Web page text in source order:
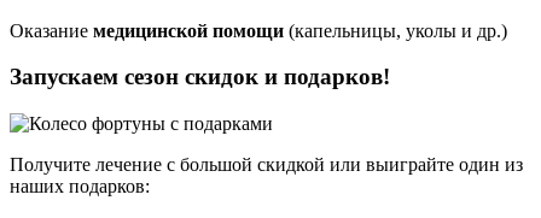
Оказание медицинской помощи (капельницы, уколы и др.)
Запускаем сезон скидок и подарков!
Получите лечение с большой скидкой или выиграйте один из
наших подарков: